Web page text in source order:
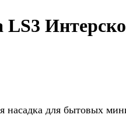
LS3
насадка для бытовых